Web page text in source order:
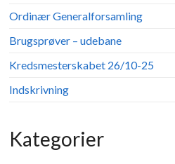
Ordinær Generalforsamling
Brugsprøver – udebane
Kredsmesterskabet 26/10-25
Indskrivning
Kategorier